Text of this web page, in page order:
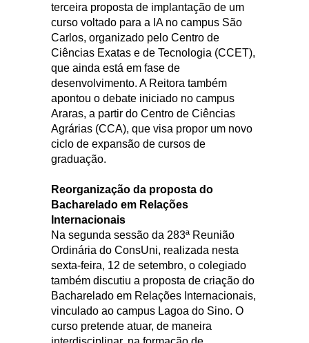
terceira proposta de implantação de um
curso voltado para a IA no campus São
Carlos, organizado pelo Centro de
Ciências Exatas e de Tecnologia (CCET),
que ainda está em fase de
desenvolvimento. A Reitora também
apontou o debate iniciado no campus
Araras, a partir do Centro de Ciências
Agrárias (CCA), que visa propor um novo
ciclo de expansão de cursos de
graduação.
Reorganização da proposta do
Bacharelado em Relações
Internacionais
Na segunda sessão da 283ª Reunião
Ordinária do ConsUni, realizada nesta
sexta-feira, 12 de setembro, o colegiado
também discutiu a proposta de criação do
Bacharelado em Relações Internacionais,
vinculado ao campus Lagoa do Sino. O
curso pretende atuar, de maneira